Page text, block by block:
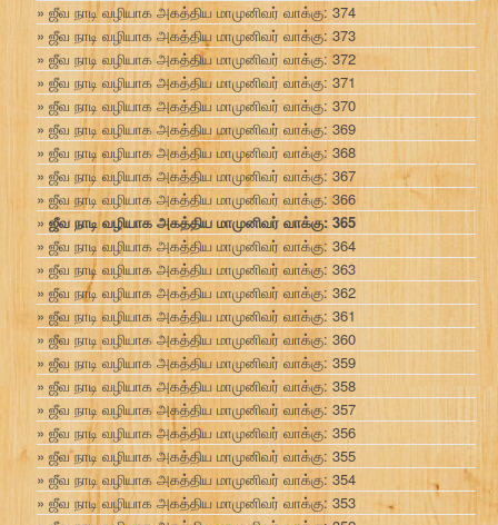
ஜீவ நாடி வழியாக அகத்திய மாமுனிவர் வாக்கு: 374
ஜீவ நாடி வழியாக அகத்திய மாமுனிவர் வாக்கு: 373
ஜீவ நாடி வழியாக அகத்திய மாமுனிவர் வாக்கு: 372
ஜீவ நாடி வழியாக அகத்திய மாமுனிவர் வாக்கு: 371
ஜீவ நாடி வழியாக அகத்திய மாமுனிவர் வாக்கு: 370
ஜீவ நாடி வழியாக அகத்திய மாமுனிவர் வாக்கு: 369
ஜீவ நாடி வழியாக அகத்திய மாமுனிவர் வாக்கு: 368
ஜீவ நாடி வழியாக அகத்திய மாமுனிவர் வாக்கு: 367
ஜீவ நாடி வழியாக அகத்திய மாமுனிவர் வாக்கு: 366
ஜீவ நாடி வழியாக அகத்திய மாமுனிவர் வாக்கு: 365
ஜீவ நாடி வழியாக அகத்திய மாமுனிவர் வாக்கு: 364
ஜீவ நாடி வழியாக அகத்திய மாமுனிவர் வாக்கு: 363
ஜீவ நாடி வழியாக அகத்திய மாமுனிவர் வாக்கு: 362
ஜீவ நாடி வழியாக அகத்திய மாமுனிவர் வாக்கு: 361
ஜீவ நாடி வழியாக அகத்திய மாமுனிவர் வாக்கு: 360
ஜீவ நாடி வழியாக அகத்திய மாமுனிவர் வாக்கு: 359
ஜீவ நாடி வழியாக அகத்திய மாமுனிவர் வாக்கு: 358
ஜீவ நாடி வழியாக அகத்திய மாமுனிவர் வாக்கு: 357
ஜீவ நாடி வழியாக அகத்திய மாமுனிவர் வாக்கு: 356
ஜீவ நாடி வழியாக அகத்திய மாமுனிவர் வாக்கு: 355
ஜீவ நாடி வழியாக அகத்திய மாமுனிவர் வாக்கு: 354
ஜீவ நாடி வழியாக அகத்திய மாமுனிவர் வாக்கு: 353